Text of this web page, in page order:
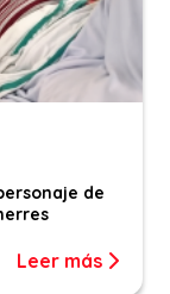
de
Leer más